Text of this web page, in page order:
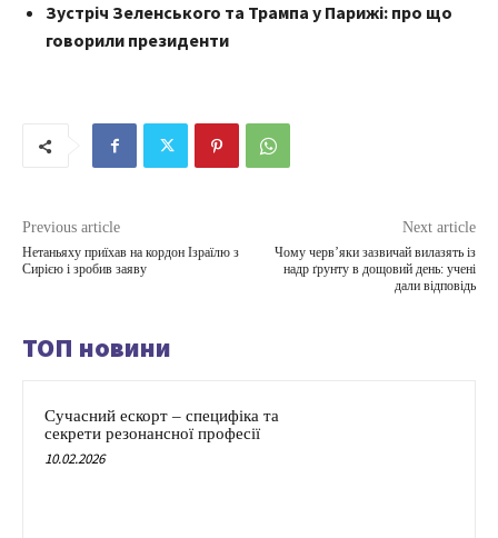
Зустріч Зеленського та Трампа у Парижі: про що
говорили президенти
Previous article
Нетаньяху приїхав на кордон Ізраїлю з
Сирією і зробив заяву
Next article
Чому черв’яки зазвичай вилазять із
надр ґрунту в дощовий день: учені
дали відповідь
ТОП новини
Сучасний ескорт – специфіка та
секрети резонансної професії
10.02.2026